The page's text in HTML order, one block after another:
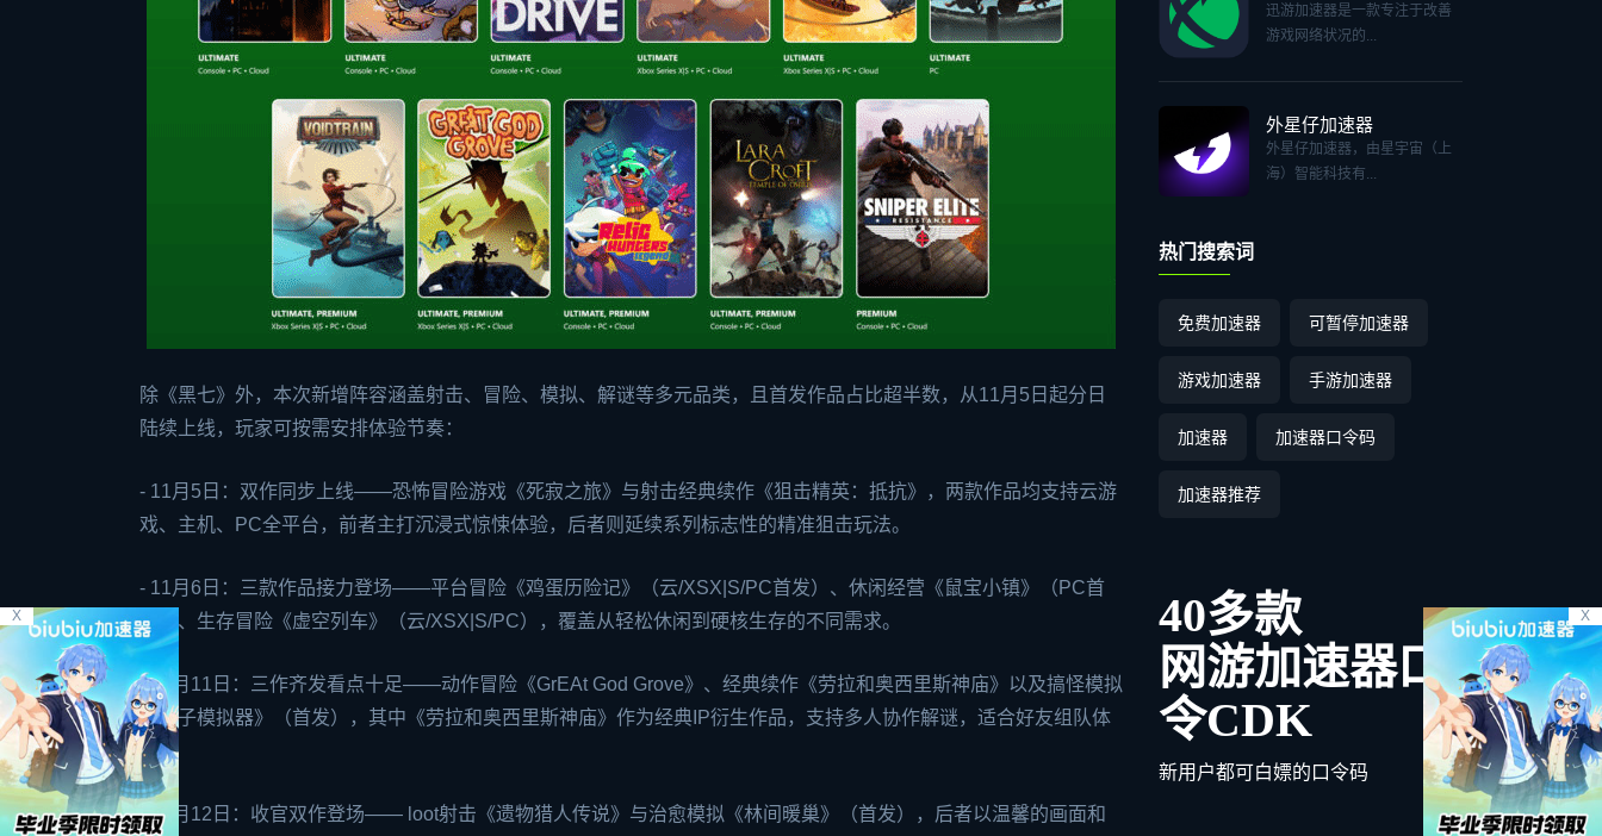
X X
除《黑七》外，本次新增阵容涵盖射击、冒险、模拟、解谜等多元品类，且首发作品占比超半数，从11月5日起分日
陆续上线，玩家可按需安排体验节奏：
- 11月5日：双作同步上线——恐怖冒险游戏《死寂之旅》与射击经典续作《狙击精英：抵抗》，两款作品均支持云游
戏、主机、PC全平台，前者主打沉浸式惊悚体验，后者则延续系列标志性的精准狙击玩法。
- 11月6日：三款作品接力登场——平台冒险《鸡蛋历险记》（云/XSX|S/PC首发）、休闲经营《鼠宝小镇》（PC首
发）、生存冒险《虚空列车》（云/XSX|S/PC），覆盖从轻松休闲到硬核生存的不同需求。
- 11月11日：三作齐发看点十足——动作冒险《GrEAt God Grove》、经典续作《劳拉和奥西里斯神庙》以及搞怪模拟
《鸽子模拟器》（首发），其中《劳拉和奥西里斯神庙》作为经典IP衍生作品，支持多人协作解谜，适合好友组队体
验。
- 11月12日：收官双作登场—— loot射击《遗物猎人传说》与治愈模拟《林间暖巢》（首发），后者以温馨的画面和
迅游加速器是一款专注于改善
游戏网络状况的...
外星仔加速器
外星仔加速器，由星宇宙（上
海）智能科技有...
热门搜索词
免费加速器 可暂停加速器
游戏加速器 手游加速器
加速器 加速器口令码
加速器推荐
40多款
网游加速器口
令CDK
新用户都可白嫖的口令码